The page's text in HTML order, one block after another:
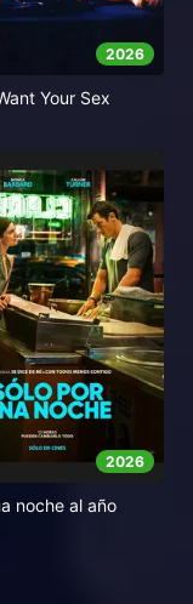
2026
Your Sex
2026
noche al año